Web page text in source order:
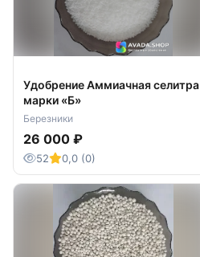
Удобрение Аммиачная селитра
марки «Б»
Березники
26 000 ₽
52 0,0 (0)